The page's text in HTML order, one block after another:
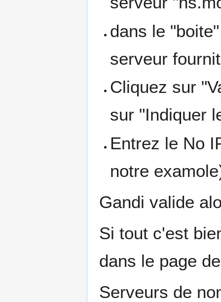
dans le
serveur
Cliquez sur
sur "Indiquer
Entrez le No
notre
Gandi valide
Si tout c'est
dans le page
Serveurs de